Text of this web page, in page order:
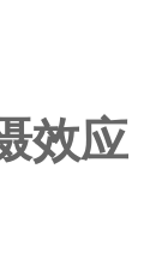
效应